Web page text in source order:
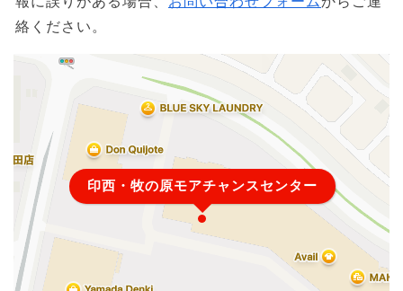
絡ください。
印西・牧の原モアチャンスセンター